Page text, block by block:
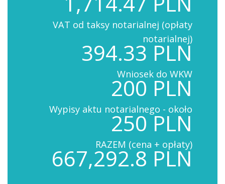
VAT od taksy notarialnej (opłaty
notarialnej)
394.33 PLN
Wniosek do WKW
200 PLN
Wypisy aktu notarialnego - około
250 PLN
RAZEM (cena + opłaty)
667,292.8 PLN